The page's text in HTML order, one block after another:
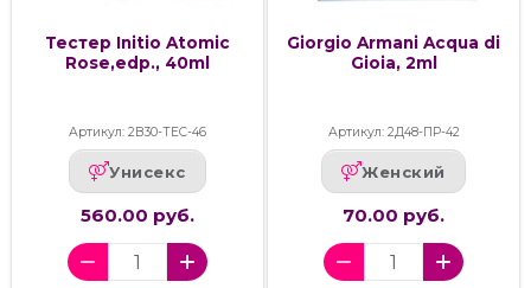
Тестер Initio Atomic
Rose,edp., 40ml
Артикул: 2В30-ТЕС-46
Унисекс
560.00 руб.
Giorgio Armani Acqua di
Gioia, 2ml
Артикул: 2Д48-ПР-42
Женский
70.00 руб.